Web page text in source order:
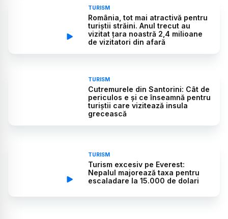
TURISM
România, tot mai atractivă pentru
turiștii străini. Anul trecut au
vizitat țara noastră 2,4 milioane
de vizitatori din afară
TURISM
Cutremurele din Santorini: Cât de
periculos e și ce înseamnă pentru
turiștii care vizitează insula
grecească
TURISM
Turism excesiv pe Everest:
Nepalul majorează taxa pentru
escaladare la 15.000 de dolari